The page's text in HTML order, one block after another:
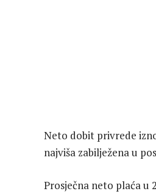
Neto dobit privrede
najviša zabilježena u
Prosječna neto plaća u